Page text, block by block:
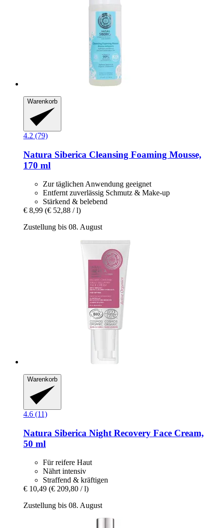
Warenkorb
4.2 (79)
Natura Siberica Cleansing Foaming Mousse,
170 ml
Zur täglichen Anwendung geeignet
Entfernt zuverlässig Schmutz & Make-up
Stärkend & belebend
€ 8,99 (€ 52,88 / l)
Zustellung bis 08. August
Warenkorb
4.6 (11)
Natura Siberica Night Recovery Face Cream,
50 ml
Für reifere Haut
Nährt intensiv
Straffend & kräftigen
€ 10,49 (€ 209,80 / l)
Zustellung bis 08. August